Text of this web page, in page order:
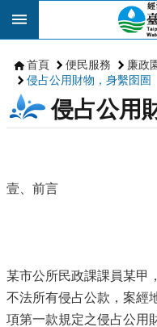
跳到主要內容區塊
首頁 便民服務 廉政
侵占公用財物，身繫囹圄
侵占公用
壹、前言
某市公所民政課課員某甲
不法所有侵占公款，案經
項第一款規定之侵占公用